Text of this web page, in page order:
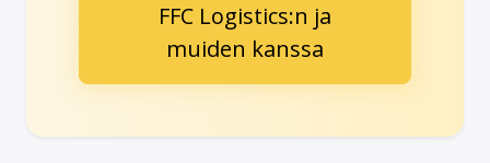
FFC Logistics:n ja
muiden kanssa